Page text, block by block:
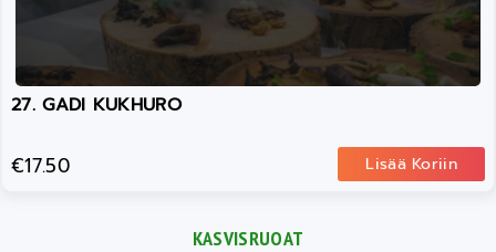
27. GADI KUKHURO
€17.50 Lisää Koriin
KASVISRUOAT